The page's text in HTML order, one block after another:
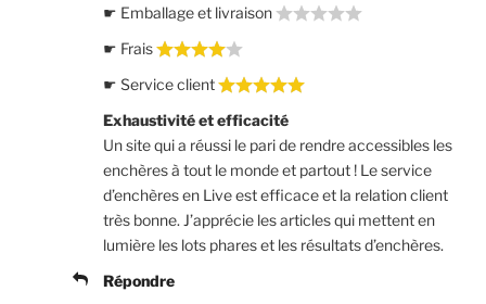
☛ Emballage et livraison
☛ Frais
☛ Service client
Exhaustivité et efficacité
Un site qui a réussi le pari de rendre accessibles les
enchères à tout le monde et partout ! Le service
d’enchères en Live est efficace et la relation client
très bonne. J’apprécie les articles qui mettent en
lumière les lots phares et les résultats d’enchères.
Répondre